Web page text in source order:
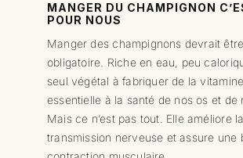
MANGER DU CHAMPIGNON
POUR NOUS
Manger des champignons devrait être
obligatoire. Riche en eau, peu
seul végétal à fabriquer de la
essentielle à la santé de nos os et de
Mais ce n’est pas tout. Elle améliore la
transmission nerveuse et assure une